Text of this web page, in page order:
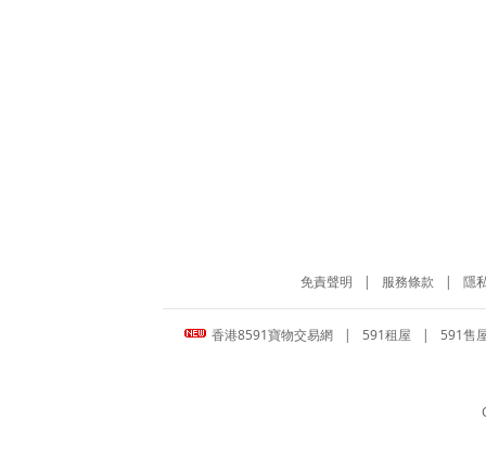
免責聲明 | 服務條款 | 隱
香港8591寶物交易網 | 591租屋 | 591售